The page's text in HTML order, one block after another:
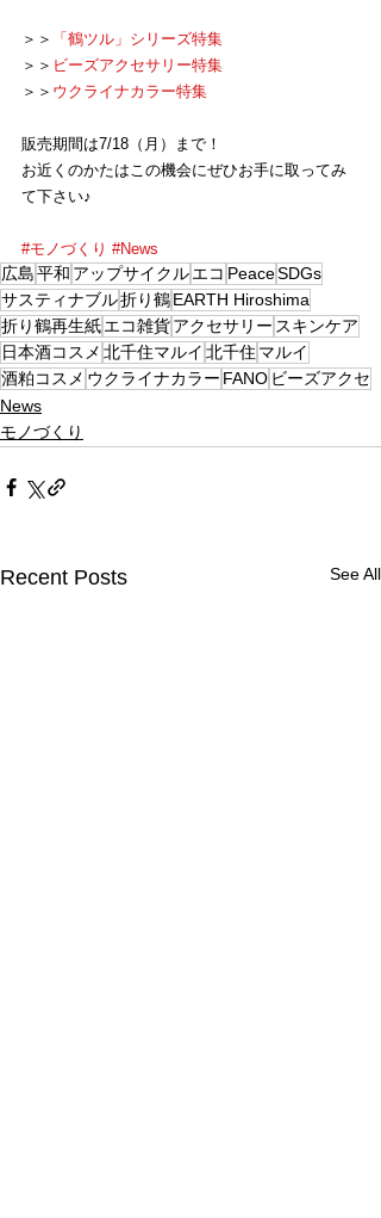
＞＞
「鶴ツル」シリーズ特集
＞＞ ビーズアクセサリー特集
＞＞ ウクライナカラー特集
販売期間は7/18（月）まで！
お近くのかたはこの機会にぜひお手に取ってみ
て下さい♪
#モノづくり #News
広島平和 アップサイクルエコ PeaceSDGs
サスティナブル折り鶴EARTH Hiroshima
折り鶴再生紙エコ雑貨アクセサリー スキンケア
日本酒コスメ 北千住マルイ 北千住 マルイ
酒粕コスメ ウクライナカラー FANO ビーズアクセ
News
モノづくり
Recent Posts See All